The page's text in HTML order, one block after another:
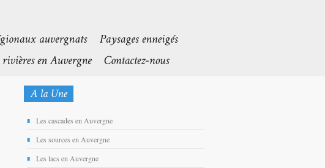
Les cascades en Auvergne
Les sources en Auvergne
Les lacs en Auvergne